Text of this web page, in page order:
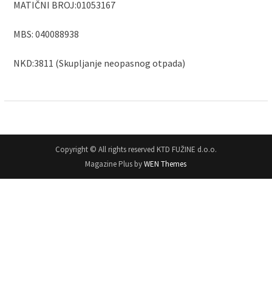
MATIČNI BROJ:01053167
MBS: 040088938
NKD:3811 (Skupljanje neopasnog otpada)
Copyright © All rights reserved KTD FUŽINE d.o.o.
Magazine Plus byWEN Themes